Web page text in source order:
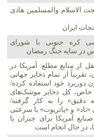
الاسلام والمسلمین هادی
ایران
کره جنوبی با شورای
در سایه جنگ رمضان
از منابع مطلع: آمریکا در
تقریباً از تمام ذخایر جهانی
خود استفاده کرده/
خاص، کل ذخایر موشک‌های
دقیق» را به کار گرفته/
و «پاتریوت» با سرعتی
آمریکا برای جبران یا
در حال انجام است